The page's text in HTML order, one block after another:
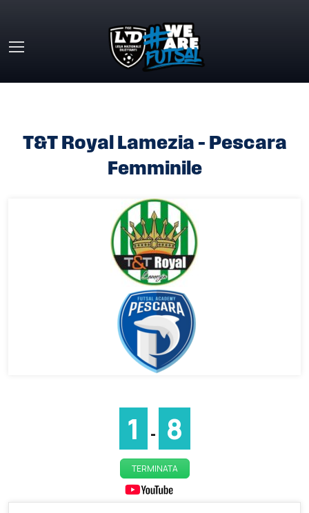
T&T Royal Lamezia – Pescara
Femminile
1 - 8
TERMINATA